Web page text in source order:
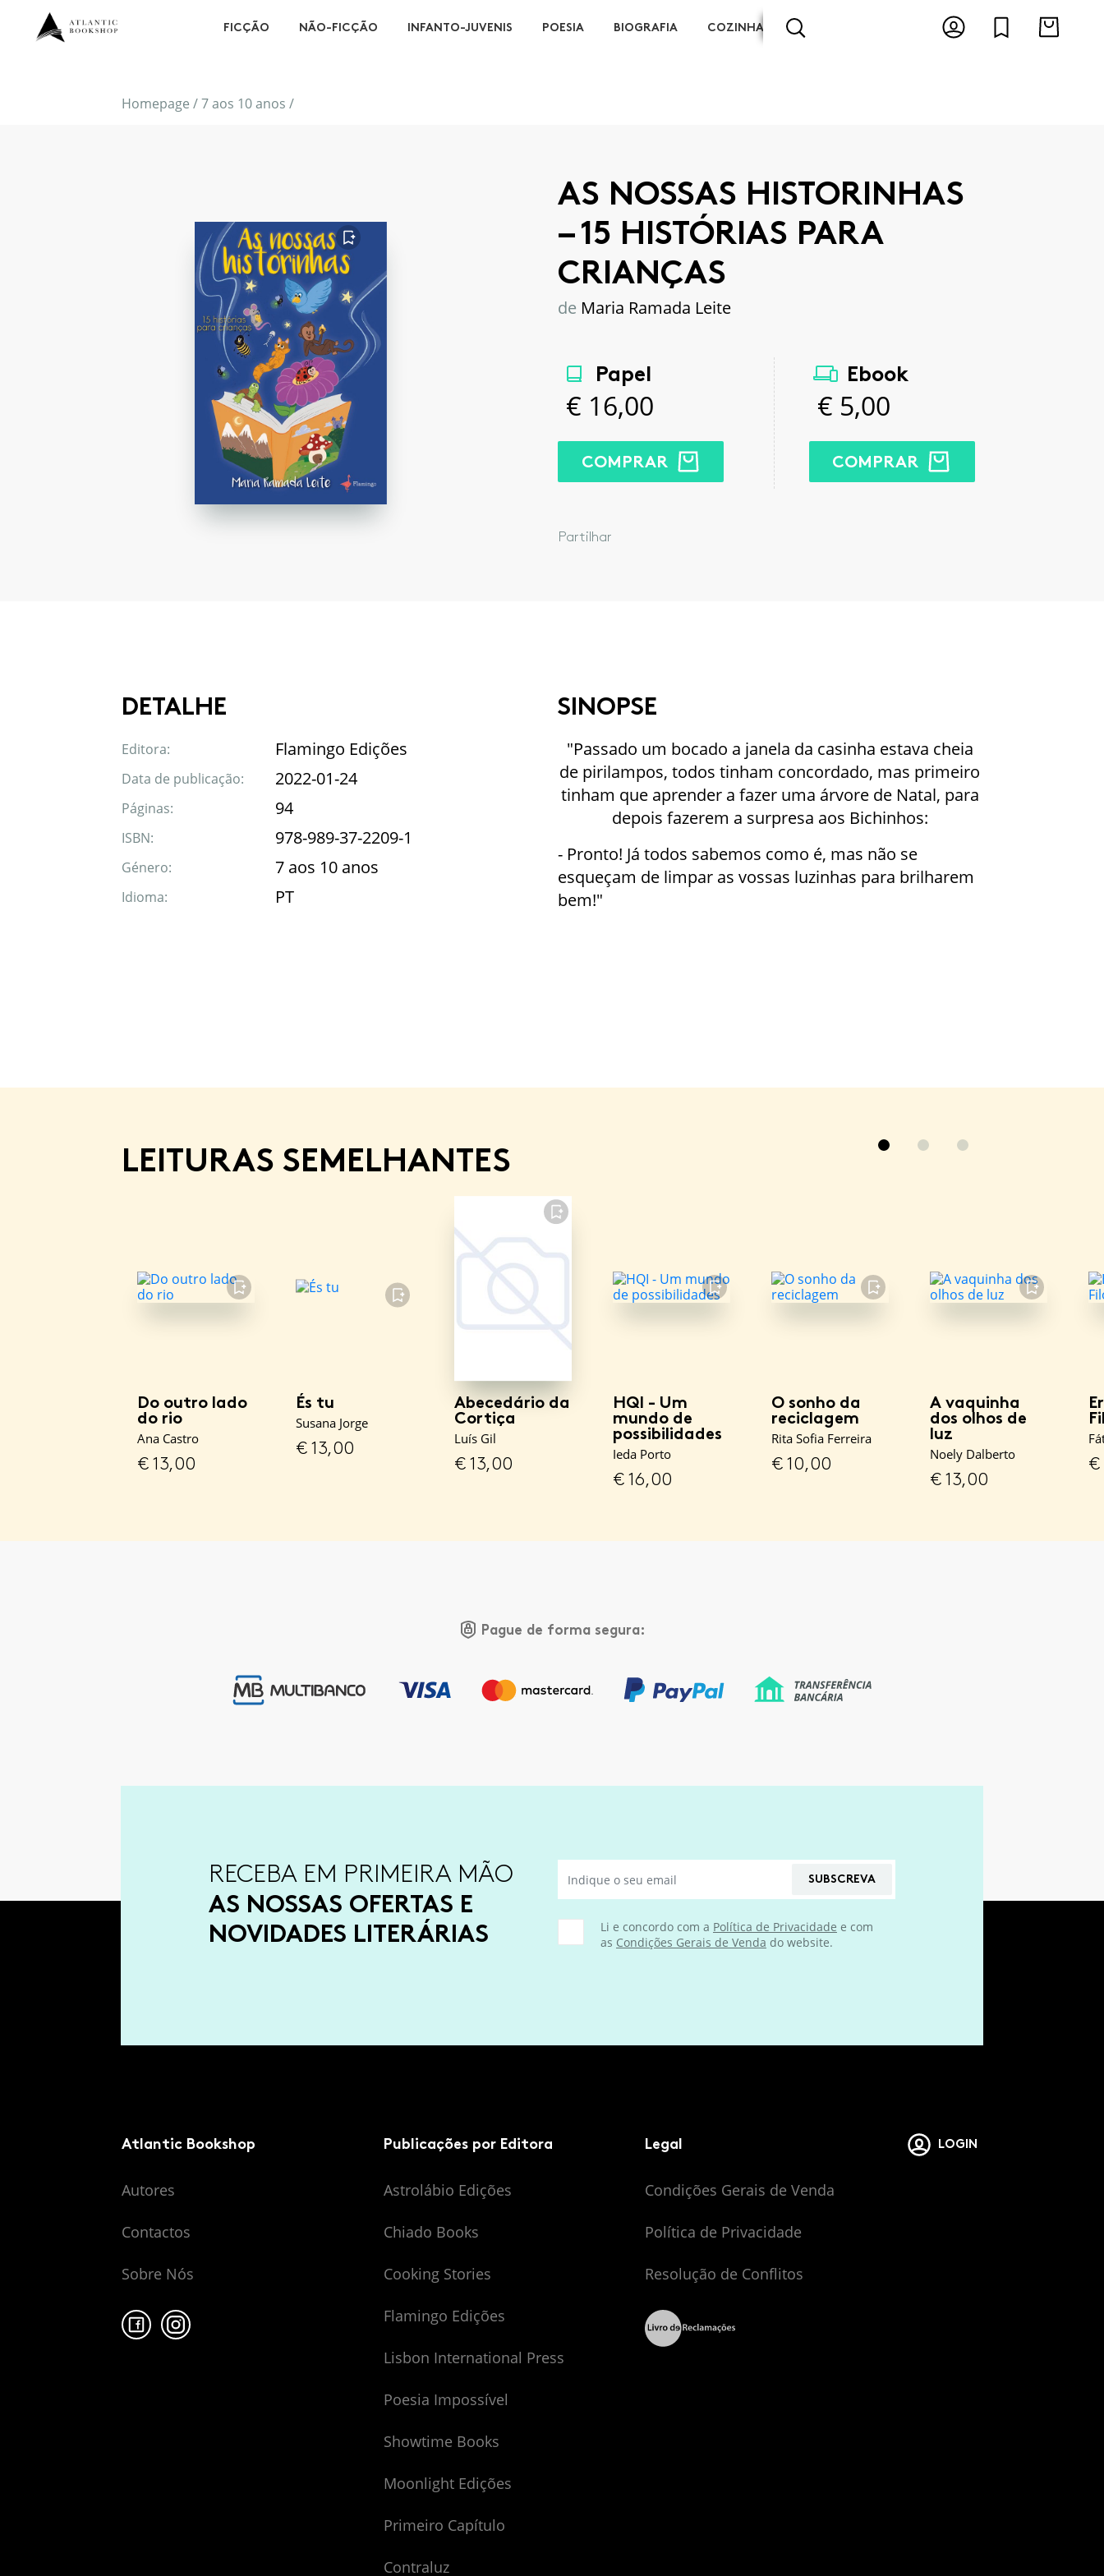
FICÇÃO NÃO-FICÇÃO INFANTO-JUVENIS POESIA BIOGRAFIA COZINHA ARTES E ESPECTÁCULOS ANTOLOGIAS
Homepage /7 aos 10 anos /
FAVORITO
AS NOSSAS HISTORINHAS
– 15 HISTÓRIAS PARA
CRIANÇAS
de Maria Ramada Leite
Papel
€ 16,00
COMPRAR
Ebook
€ 5,00
COMPRAR
Partilhar
DETALHE
Editora: Flamingo Edições
Data de publicação: 2022-01-24
Páginas: 94
ISBN: 978-989-37-2209-1
Género: 7 aos 10 anos
Idioma: PT
SINOPSE
"Passado um bocado a janela da casinha estava cheia
de pirilampos, todos tinham concordado, mas primeiro
tinham que aprender a fazer uma árvore de Natal, para
depois fazerem a surpresa aos Bichinhos:
- Pronto! Já todos sabemos como é, mas não se
esqueçam de limpar as vossas luzinhas para brilharem
bem!"
LEITURAS SEMELHANTES
FAVORITO
Do outro lado
do rio
Ana Castro
€13,00
FAVORITO
És tu
Susana Jorge
€13,00
FAVORITO
Abecedário da
Cortiça
Luís Gil
€13,00
FAVORITO
HQI - Um
mundo de
possibilidades
Ieda Porto
€16,00
FAVORITO
O sonho da
reciclagem
Rita Sofia Ferreira
€10,00
FAVORITO
A vaquinha
dos olhos de
luz
Noely Dalberto
€13,00
€
Pague de forma segura:
RECEBA EM PRIMEIRA MÃO
AS NOSSAS OFERTAS E
NOVIDADES LITERÁRIAS
SUBSCREVA
Li e concordo com a Política de Privacidade e com
as Condições Gerais de Venda do website.
LOGIN
Atlantic Bookshop
Autores
Contactos
Sobre Nós
Publicações por Editora
Astrolábio Edições
Chiado Books
Cooking Stories
Flamingo Edições
Lisbon International Press
Poesia Impossível
Showtime Books
Moonlight Edições
Primeiro Capítulo
Contraluz
Legal
Condições Gerais de Venda
Política de Privacidade
Resolução de Conflitos